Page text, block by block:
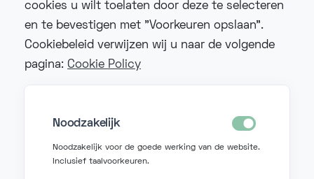
cookies u wilt toelaten door deze te selecteren
en te bevestigen met "Voorkeuren opslaan".
Cookiebeleid verwijzen wij u naar de volgende
pagina: Cookie Policy
Noodzakelijk
Noodzakelijk voor de goede werking van de website.
Inclusief taalvoorkeuren.